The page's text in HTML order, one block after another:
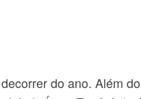
do ano. Além